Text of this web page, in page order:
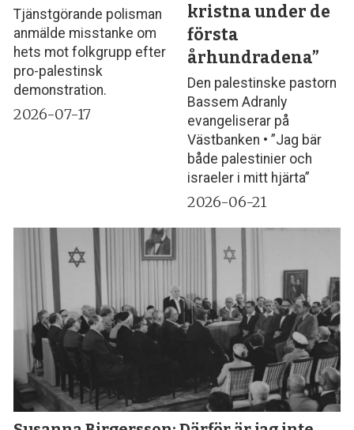
Tjänstgörande polisman
anmälde misstanke om
hets mot folkgrupp efter
pro-palestinsk
demonstration.
2026-07-17
kristna under de
första
århundradena”
Den palestinske pastorn
Bassem Adranly
evangeliserar på
Västbanken • ”Jag bär
både palestinier och
israeler i mitt hjärta”
2026-06-21